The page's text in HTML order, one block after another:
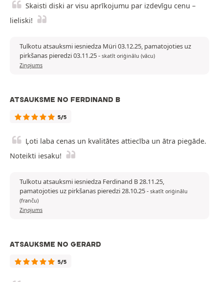
Skaisti diski ar visu aprīkojumu par izdevīgu cenu –
lieliski!
Tulkotu atsauksmi iesniedza Müri 03.12.25, pamatojoties uz
pirkšanas pieredzi 03.11.25- skatīt oriģinālu (vācu)
Ziņojums
ATSAUKSME NO FERDINAND B
5/5
Ļoti laba cenas un kvalitātes attiecība un ātra piegāde.
Noteikti iesaku!
Tulkotu atsauksmi iesniedza Ferdinand B 28.11.25,
pamatojoties uz pirkšanas pieredzi 28.10.25- skatīt oriģinālu
(franču)
Ziņojums
ATSAUKSME NO GERARD
5/5